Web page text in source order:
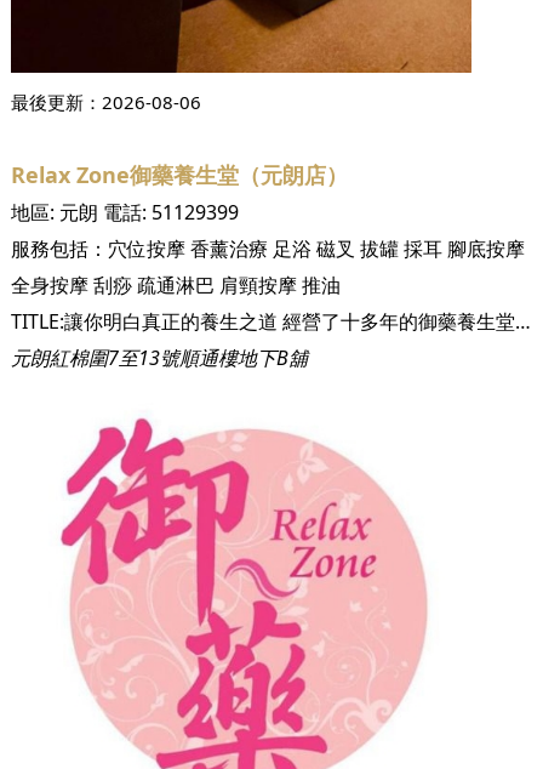
最後更新： 2026-08-06
Relax Zone御藥養生堂（元朗店）
地區: 元朗 電話: 51129399
服務包括： 穴位按摩香薰治療 足浴 磁叉 拔罐採耳 腳底按摩
全身按摩刮痧疏通淋巴 肩頸按摩推油
TITLE:讓你明白真正的養生之道 經營了十多年的御藥養生堂，以清新溫情風格良心經營。按摩師細心體貼，還會傳授很多保健養生知識給客人，除了提供服務，更關心客人的健康，希望你真正了解養生之道，可以好好更愛自己。 TITLE:只為滿足你的需要 小店雖小，但五臟俱全，御藥養生堂口碑更獲街坊讚賞。養生堂的環境清新，設有多個獨立房間，乾淨衛生，希望每位客人都可以按得舒服又安心。親切的治療師更樂意聆聽你的需要，為你推薦最好的服務。 TITLE:提供各式各樣的養生療程 御藥養生堂明白現今都市人長期處於壓力，缺乏適度運動，熬夜、成日低頭等不良習慣，容易使膀胱經筋處於緊繃狀態，小則周身痠痛，易躁等，大則會有痛症，例如五十肩、富貴包、寒背等，而御藥養生堂都可以幫手解決各種問題。御藥養生堂選用法國天然抗敏的精油，為照顧到每位客人的需要，亦提供不同顏色、不同功效的精油。而且，治療師熟讀經絡，對改善痛症有豐富經驗。
元朗紅棉圍7至13號順通樓地下B舖